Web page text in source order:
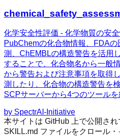
化学安全性評価 - 化学物質の安全
PubChemの化合物情報、FDA
測、ChEMBLの構造警告を活用
することで、化合物名から一般
から警告および注意事項を取得
測したり、化合物の構造警告を
SCPサーバーから4つのツールを
by SpectrAI-Initiative
本サイトは GitHub 上で公開さ
SKILL.md ファイルをクロール